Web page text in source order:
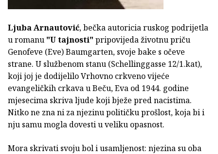
Ljuba Arnautović, bečka autoricia ruskog podrijetla
u romanu "U tajnosti" pripovijeda životnu priču
Genofeve (Eve) Baumgarten, svoje bake s očeve
strane. U službenom stanu (Schellinggasse 12/1.kat),
koji joj je dodijelilo Vrhovno crkveno vijeće
evangeličkih crkava u Beču, Eva od 1944. godine
mjesecima skriva ljude koji bježe pred nacistima.
Nitko ne zna ni za njezinu političku prošlost, koja bi i
nju samu mogla dovesti u veliku opasnost.
Mora skrivati svoju bol i usamljenost: njezina su oba